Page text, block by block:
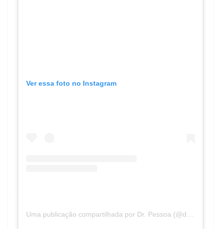
Ver essa foto no Instagram
Uma publicação compartilhada por Dr. Pessoa (@dr.pessoa)